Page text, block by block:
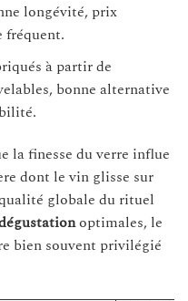
longévité, prix
fréquent.
à partir de
bonne alternative
la finesse du verre influe
dont le vin glisse sur
globale du rituel
optimales, le
bien souvent privilégié